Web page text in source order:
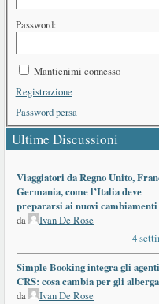
Password:
Mantienimi connesso
Registrazione
Password persa
Ultime Discussioni
Viaggiatori da Regno Unito,
Germania, come l’Italia deve
prepararsi ai nuovi cambiamenti
da
Ivan De Rose
4
Simple Booking integra gli
CRS: cosa cambia per gli
da
Ivan De Rose